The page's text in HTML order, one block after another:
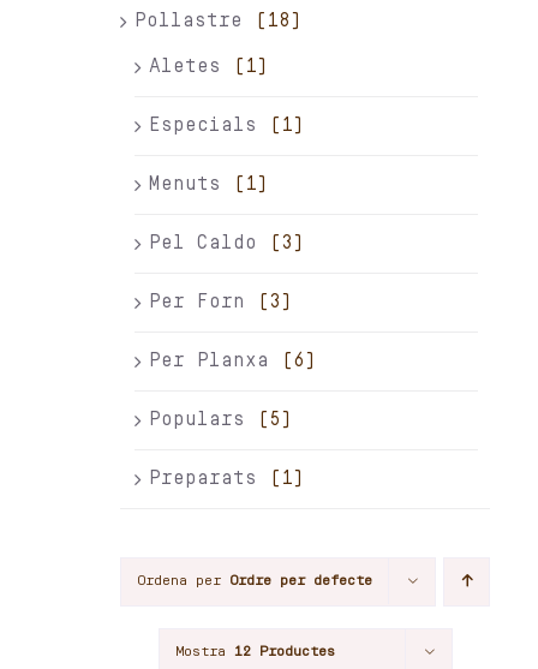
Pollastre (18)
Aletes (1)
Especials (1)
Menuts (1)
Pel Caldo (3)
Per Forn (3)
Per Planxa (6)
Populars (5)
Preparats (1)
Ordena per Ordre per defecte
Mostra 12 Productes